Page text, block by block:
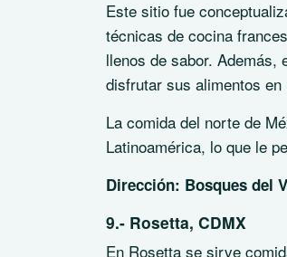
Este sitio fue
técnicas de cocina
llenos de sabor.
disfrutar sus alimentos en
La comida del norte de
Latinoamérica, lo que le
Dirección: Bosques del
9.- Rosetta, CDMX
En Rosetta se sirve